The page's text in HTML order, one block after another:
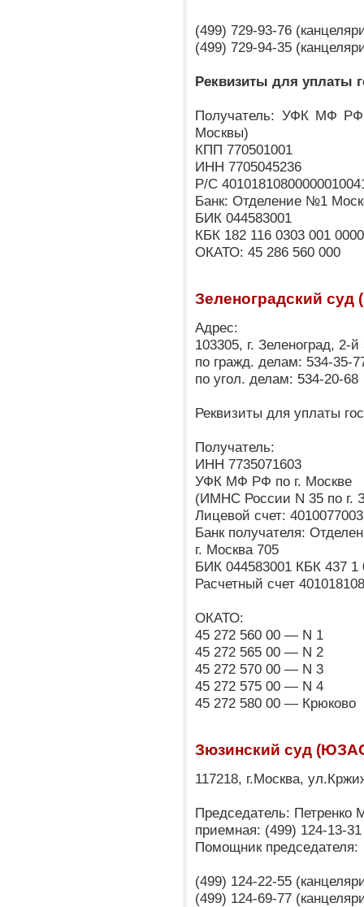
(499) 729-93-76
(499) 729-94-35
Реквизиты для уплаты
Получатель: УФК МФ
Москвы)
КПП 770501001
ИНН 7705045236
Р/С
Банк: Отделение №1
БИК 044583001
КБК 182 116 0303 001
ОКАТО: 45 286 560 000
Зеленоградский суд
Адрес:
103305, г. Зеленоград, 2-
по гражд. делам: 534-35-
по угол. делам: 534-20-68
Реквизиты для уплаты
Получатель:
ИНН 7735071603
УФК МФ РФ по г. Москве
(ИМНС России N 35 по г.
Лицевой счет:
Банк получателя:
г. Москва 705
БИК 044583001 КБК 437 1
Расчетный счет
ОКАТО:
45 272 560 00 — N 1
45 272 565 00 — N 2
45 272 570 00 — N 3
45 272 575 00 — N 4
45 272 580 00 — Крюково
Зюзинский суд
117218, г.Москва,
Председатель: Петренко
приемная: (499) 124-13-
Помощник председателя:
(499) 124-22-55
(499) 124-69-77